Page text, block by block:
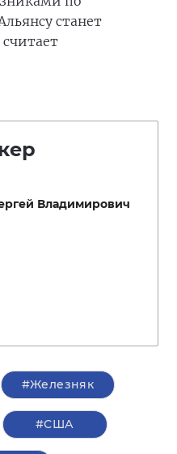
станет
Владимирович
#Железняк
#США